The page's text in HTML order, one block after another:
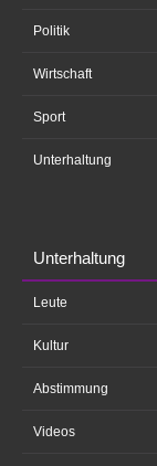
Politik
Wirtschaft
Sport
Unterhaltung
Unterhaltung
Leute
Kultur
Abstimmung
Videos